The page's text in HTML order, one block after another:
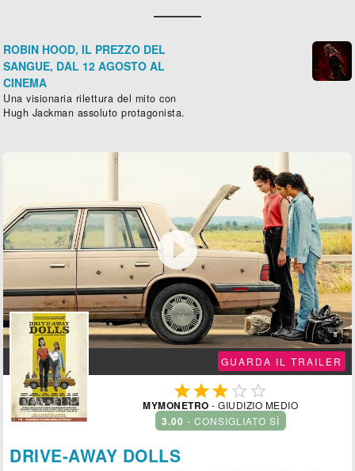
ROBIN HOOD, IL PREZZO DEL
SANGUE, DAL 12 AGOSTO AL
CINEMA
Una visionaria rilettura del mito con
Hugh Jackman assoluto protagonista.

GUARDA IL TRAILER
  
MYMONETRO - GIUDIZIO MEDIO
3.00 - CONSIGLIATO SÌ
DRIVE-AWAY DOLLS